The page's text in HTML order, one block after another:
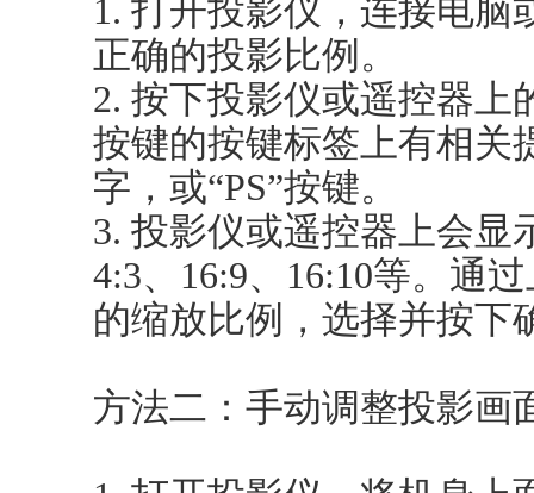
1. 打开投影仪，连接电脑
正确的投影比例。
2. 按下投影仪或遥控器上
按键的按键标签上有相关
字，或“PS”按键。
3. 投影仪或遥控器上会显
4:3、16:9、16:10等。通
的缩放比例，选择并按下
方法二：手动调整投影画